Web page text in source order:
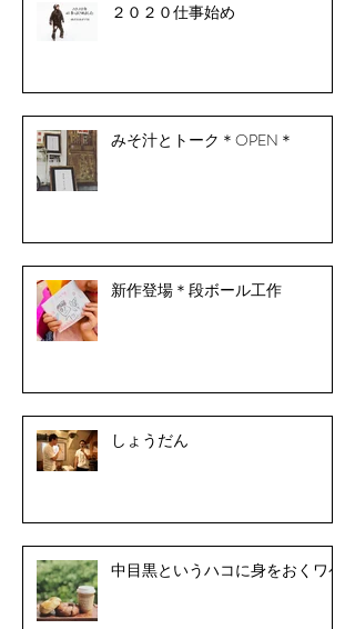
２０２０仕事始め
みそ汁とトーク＊OPEN＊
新作登場＊段ボール工作
しょうだん
中目黒というハコに身をおくワケ